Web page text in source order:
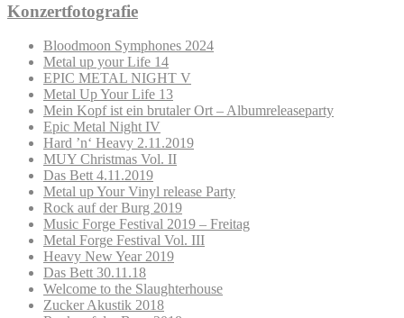
Konzertfotografie
Bloodmoon Symphones 2024
Metal up your Life 14
EPIC METAL NIGHT V
Metal Up Your Life 13
Mein Kopf ist ein brutaler Ort – Albumreleaseparty
Epic Metal Night IV
Hard ’n‘ Heavy 2.11.2019
MUY Christmas Vol. II
Das Bett 4.11.2019
Metal up Your Vinyl release Party
Rock auf der Burg 2019
Music Forge Festival 2019 – Freitag
Metal Forge Festival Vol. III
Heavy New Year 2019
Das Bett 30.11.18
Welcome to the Slaughterhouse
Zucker Akustik 2018